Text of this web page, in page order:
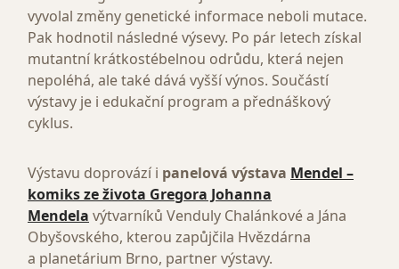
vyvolal změny genetické informace neboli mutace.
Pak hodnotil následné výsevy. Po pár letech získal
mutantní krátkostébelnou odrůdu, která nejen
nepoléhá, ale také dává vyšší výnos. Součástí
výstavy je i edukační program a přednáškový
cyklus.
Výstavu doprovází i panelová výstava Mendel –
komiks ze života Gregora Johanna
Mendela výtvarníků Venduly Chalánkové a Jána
Obyšovského, kterou zapůjčila Hvězdárna
a planetárium Brno, partner výstavy.